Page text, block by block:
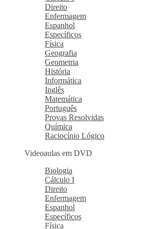
Direito
Enfermagem
Espanhol
Específicos
Física
Geografia
Geometria
História
Informática
Inglês
Matemática
Português
Provas Resolvidas
Química
Raciocínio Lógico
Videoaulas em DVD
Biologia
Cálculo I
Direito
Enfermagem
Espanhol
Específicos
Física